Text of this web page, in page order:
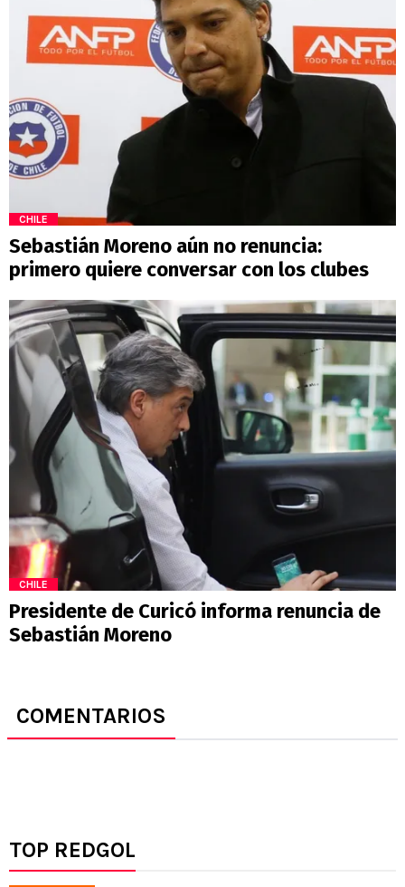
CHILE
Sebastián Moreno aún no renuncia:
primero quiere conversar con los clubes
CHILE
Presidente de Curicó informa renuncia de
Sebastián Moreno
COMENTARIOS
TOP REDGOL